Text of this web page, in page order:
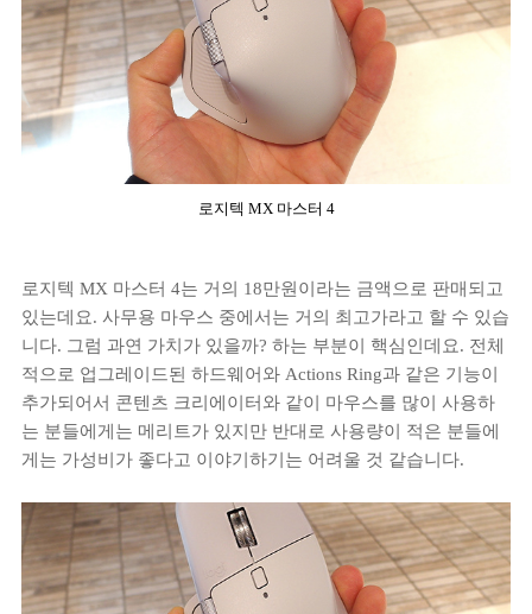
로지텍 MX 마스터 4
로지텍 MX 마스터 4는 거의 18만원이라는 금액으로 판매되고
있는데요. 사무용 마우스 중에서는 거의 최고가라고 할 수 있습
니다. 그럼 과연 가치가 있을까? 하는 부분이 핵심인데요. 전체
적으로 업그레이드된 하드웨어와 Actions Ring과 같은 기능이
추가되어서 콘텐츠 크리에이터와 같이 마우스를 많이 사용하
는 분들에게는 메리트가 있지만 반대로 사용량이 적은 분들에
게는 가성비가 좋다고 이야기하기는 어려울 것 같습니다.